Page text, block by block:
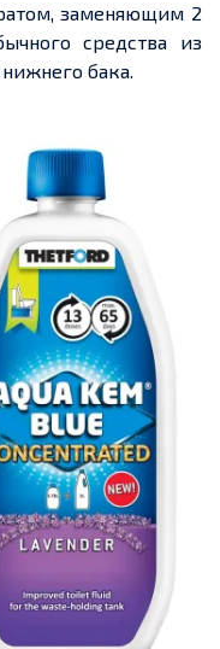
заменяющим 2
средства из
бака.